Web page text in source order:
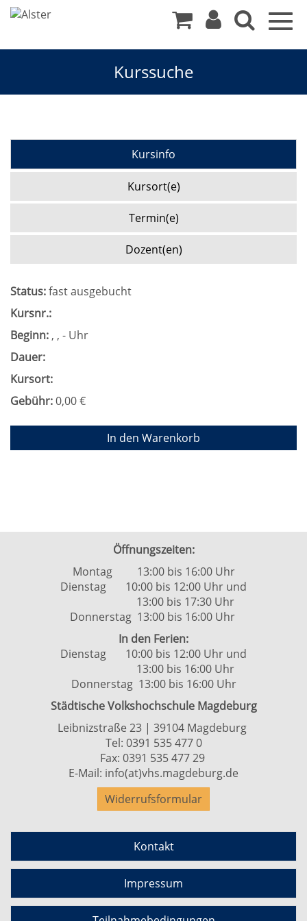
Kurssuche
Kursinfo
Kursort(e)
Termin(e)
Dozent(en)
Status:fast ausgebucht
Kursnr.:
Beginn: , , - Uhr
Dauer:
Kursort:
Gebühr:0,00 €
In den Warenkorb
Öffnungszeiten:
Montag 13:00 bis 16:00 Uhr
Dienstag 10:00 bis 12:00 Uhr und
13:00 bis 17:30 Uhr
Donnerstag 13:00 bis 16:00 Uhr
In den Ferien:
Dienstag 10:00 bis 12:00 Uhr und
13:00 bis 16:00 Uhr
Donnerstag 13:00 bis 16:00 Uhr
Städtische Volkshochschule Magdeburg
Leibnizstraße 23 | 39104 Magdeburg
Tel: 0391 535 477 0
Fax: 0391 535 477 29
E-Mail: info(at)vhs.magdeburg.de
Widerrufsformular
Kontakt
Impressum